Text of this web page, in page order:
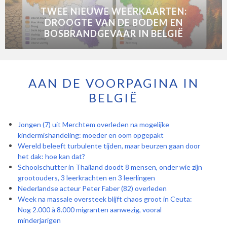
TWEE NIEUWE WEERKAARTEN:
DROOGTE VAN DE BODEM EN
BOSBRANDGEVAAR IN BELGIË
AAN DE VOORPAGINA IN
BELGIË
Jongen (7) uit Merchtem overleden na mogelijke
kindermishandeling: moeder en oom opgepakt
Wereld beleeft turbulente tijden, maar beurzen gaan door
het dak: hoe kan dat?
Schoolschutter in Thailand doodt 8 mensen, onder wie zijn
grootouders, 3 leerkrachten en 3 leerlingen
Nederlandse acteur Peter Faber (82) overleden
Week na massale oversteek blijft chaos groot in Ceuta:
Nog 2.000 à 8.000 migranten aanwezig, vooral
minderjarigen